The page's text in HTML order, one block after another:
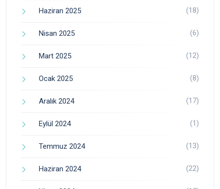
Haziran 2025 (18)
Nisan 2025 (6)
Mart 2025 (12)
Ocak 2025 (8)
Aralık 2024 (17)
Eylül 2024 (1)
Temmuz 2024 (13)
Haziran 2024 (22)